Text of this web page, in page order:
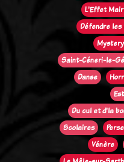
L'Effet
Défendre
Saint-Céneri-le-
Danse
Du cul et d'la
Scolaires
Vénère